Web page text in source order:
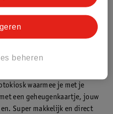
drogist. Dit betekent dat je
waarmee je met je
een geheugenkaartje, jouw
Super makkelijk en direct
beheren